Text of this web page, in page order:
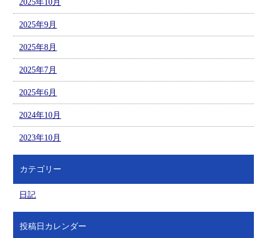
2025年10月
2025年9月
2025年8月
2025年7月
2025年6月
2024年10月
2023年10月
カテゴリー
日記
投稿日カレンダー